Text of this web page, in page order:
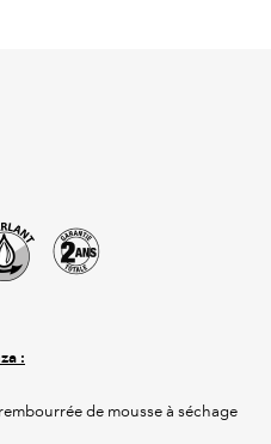
:
de mousse à séchage